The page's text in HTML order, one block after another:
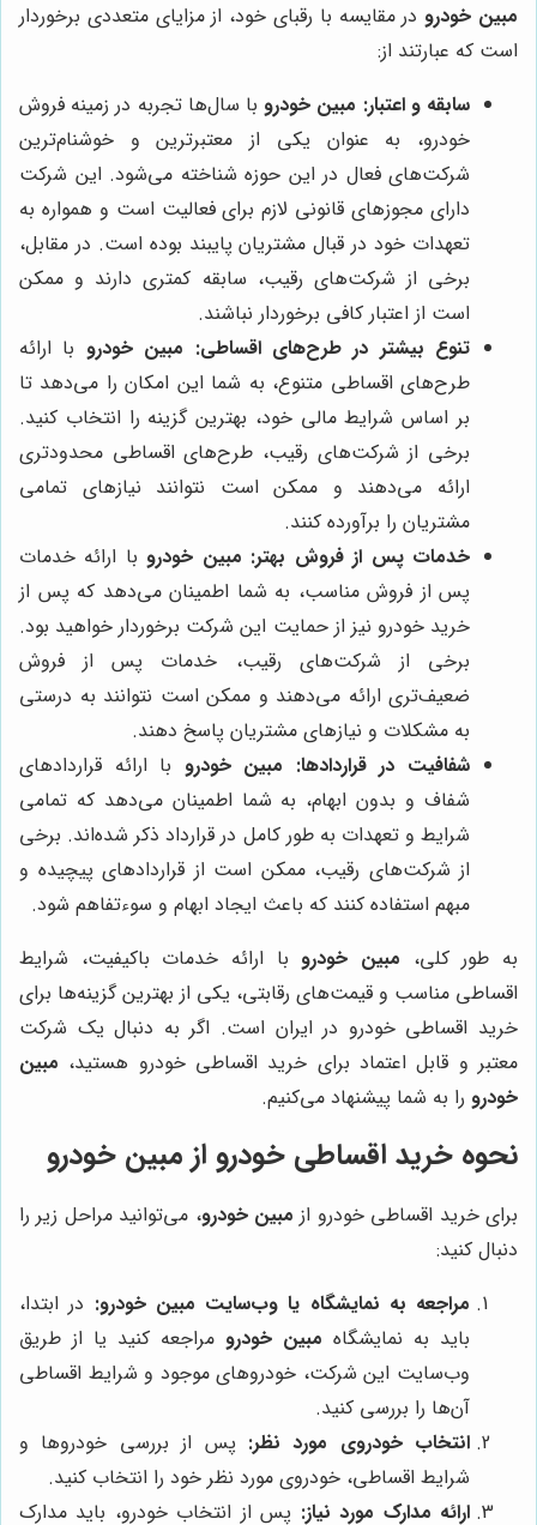
مبین خودرودر مقایسه با رقبای خود، از مزایای متعددی برخوردار
است که عبارتند از:
سابقه و اعتبار: مبین خودروبا سال‌ها تجربه در زمینه فروش
خودرو، به عنوان یکی از معتبرترین و خوشنام‌ترین
شرکت‌های فعال در این حوزه شناخته می‌شود. این شرکت
دارای مجوزهای قانونی لازم برای فعالیت است و همواره به
تعهدات خود در قبال مشتریان پایبند بوده است. در مقابل،
برخی از شرکت‌های رقیب، سابقه کمتری دارند و ممکن
است از اعتبار کافی برخوردار نباشند.
تنوع بیشتر در طرح‌های اقساطی: مبین خودرو با ارائه
طرح‌های اقساطی متنوع، به شما این امکان را می‌دهد تا
بر اساس شرایط مالی خود، بهترین گزینه را انتخاب کنید.
برخی از شرکت‌های رقیب، طرح‌های اقساطی محدودتری
ارائه می‌دهند و ممکن است نتوانند نیازهای تمامی
مشتریان را برآورده کنند.
خدمات پس از فروش بهتر: مبین خودروبا ارائه خدمات
پس از فروش مناسب، به شما اطمینان می‌دهد که پس از
خرید خودرو نیز از حمایت این شرکت برخوردار خواهید بود.
برخی از شرکت‌های رقیب، خدمات پس از فروش
ضعیف‌تری ارائه می‌دهند و ممکن است نتوانند به درستی
به مشکلات و نیازهای مشتریان پاسخ دهند.
شفافیت در قراردادها: مبین خودرو با ارائه قراردادهای
شفاف و بدون ابهام، به شما اطمینان می‌دهد که تمامی
شرایط و تعهدات به طور کامل در قرارداد ذکر شده‌اند. برخی
از شرکت‌های رقیب، ممکن است از قراردادهای پیچیده و
مبهم استفاده کنند که باعث ایجاد ابهام و سوءتفاهم شود.
به طور کلی، مبین خودروبا ارائه خدمات باکیفیت، شرایط
اقساطی مناسب و قیمت‌های رقابتی، یکی از بهترین گزینه‌ها برای
خرید اقساطی خودرو در ایران است. اگر به دنبال یک شرکت
معتبر و قابل اعتماد برای خرید اقساطی خودرو هستید، مبین
خودرو را به شما پیشنهاد می‌کنیم.
نحوه خرید اقساطی خودرو از مبین خودرو
برای خرید اقساطی خودرو از مبین خودرو، می‌توانید مراحل زیر را
دنبال کنید:
مراجعه به نمایشگاه یا وب‌سایت مبین خودرو: در ابتدا،
باید به نمایشگاه مبین خودرو مراجعه کنید یا از طریق
وب‌سایت این شرکت، خودروهای موجود و شرایط اقساطی
آن‌ها را بررسی کنید.
انتخاب خودروی مورد نظر: پس از بررسی خودروها و
شرایط اقساطی، خودروی مورد نظر خود را انتخاب کنید.
ارائه مدارک مورد نیاز: پس از انتخاب خودرو، باید مدارک